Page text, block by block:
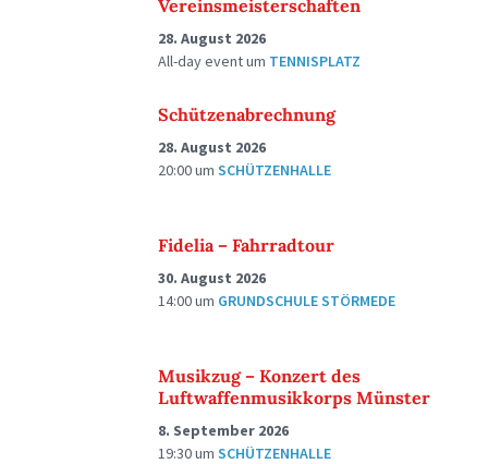
Vereinsmeisterschaften
28. August 2026
All-day eventum TENNISPLATZ
Schützenabrechnung
28. August 2026
20:00um SCHÜTZENHALLE
Fidelia – Fahrradtour
30. August 2026
14:00um GRUNDSCHULE STÖRMEDE
Musikzug – Konzert des
Luftwaffenmusikkorps Münster
8. September 2026
19:30um SCHÜTZENHALLE